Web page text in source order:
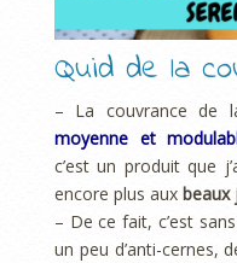
Quid de la
– La couvrance de
moyenne et
c’est un produit que
encore plus aux beaux
– De ce fait, c’est
un peu d’anti-cernes,